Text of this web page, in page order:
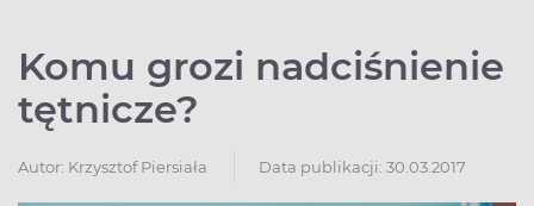
Komu grozi nadciśnienie
tętnicze?
Autor: Krzysztof Piersiała Data publikacji: 30.03.2017